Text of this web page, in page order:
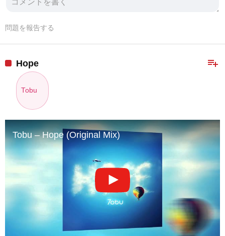
問題を報告する
playlist_add
Hope
Tobu
Tobu – Hope (Original Mix)